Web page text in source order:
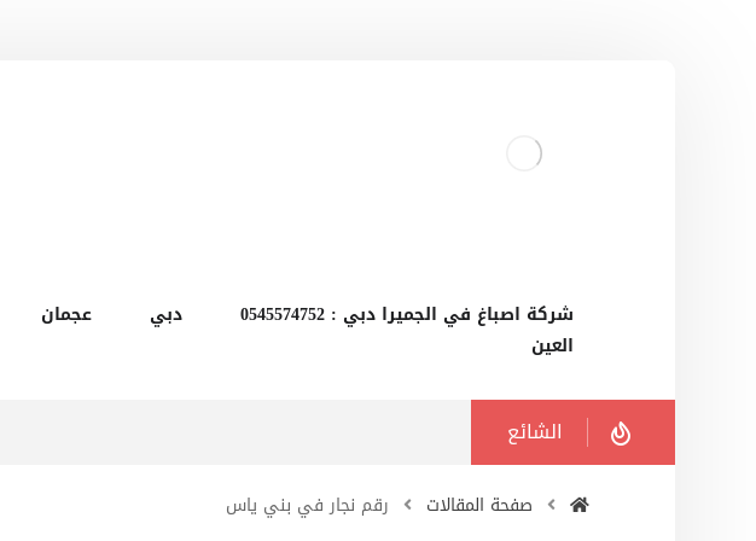
‫شركة اصباغ في الجميرا دبي : 0545574752 دبي عجمان
العين
الشائع
صفحة المقالات رقم نجار في بني ياس